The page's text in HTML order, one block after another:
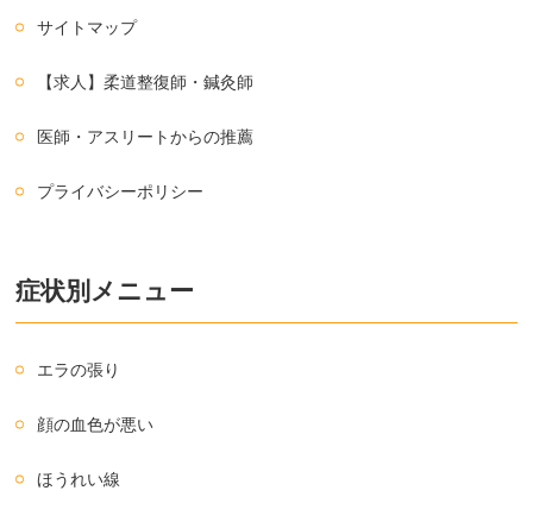
サイトマップ
【求人】柔道整復師・鍼灸師
医師・アスリートからの推薦
プライバシーポリシー
症状別メニュー
エラの張り
顔の血色が悪い
ほうれい線